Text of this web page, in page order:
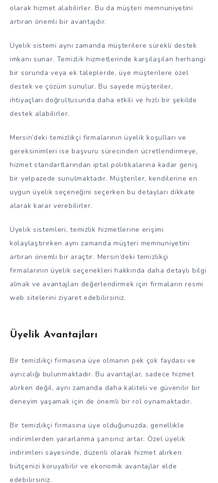
olarak hizmet alabilirler. Bu da müşteri memnuniyetini
artıran önemli bir avantajdır.
Üyelik sistemi aynı zamanda müşterilere sürekli destek
imkanı sunar. Temizlik hizmetlerinde karşılaşılan herhangi
bir sorunda veya ek taleplerde, üye müşterilere özel
destek ve çözüm sunulur. Bu sayede müşteriler,
ihtiyaçları doğrultusunda daha etkili ve hızlı bir şekilde
destek alabilirler.
Mersin’deki temizlikçi firmalarının üyelik koşulları ve
gereksinimleri ise başvuru sürecinden ücretlendirmeye,
hizmet standartlarından iptal politikalarına kadar geniş
bir yelpazede sunulmaktadır. Müşteriler, kendilerine en
uygun üyelik seçeneğini seçerken bu detayları dikkate
alarak karar verebilirler.
Üyelik sistemleri, temizlik hizmetlerine erişimi
kolaylaştırırken aynı zamanda müşteri memnuniyetini
artıran önemli bir araçtır. Mersin’deki temizlikçi
firmalarının üyelik seçenekleri hakkında daha detaylı bilgi
almak ve avantajları değerlendirmek için firmaların resmi
web sitelerini ziyaret edebilirsiniz.
Üyelik Avantajları
Bir temizlikçi firmasına üye olmanın pek çok faydası ve
ayrıcalığı bulunmaktadır. Bu avantajlar, sadece hizmet
alırken değil, aynı zamanda daha kaliteli ve güvenilir bir
deneyim yaşamak için de önemli bir rol oynamaktadır.
Bir temizlikçi firmasına üye olduğunuzda, genellikle
indirimlerden yararlanma şansınız artar. Özel üyelik
indirimleri sayesinde, düzenli olarak hizmet alırken
bütçenizi koruyabilir ve ekonomik avantajlar elde
edebilirsiniz.